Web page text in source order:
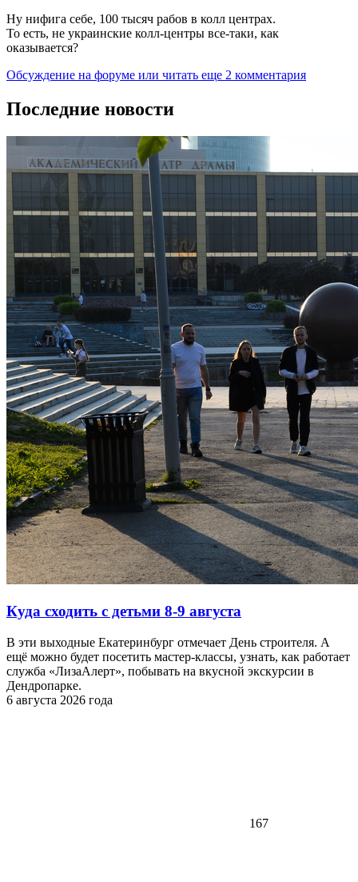
Ну нифига себе, 100 тысяч рабов в колл центрах.
То есть, не украинские колл-центры все-таки, как
оказывается?
Обсуждение на форуме или читать еще 2 комментария
Последние новости
Куда сходить с детьми 8-9 августа
В эти выходные Екатеринбург отмечает День строителя. А
ещё можно будет посетить мастер-классы, узнать, как работает
служба «ЛизаАлерт», побывать на вкусной экскурсии в
Дендропарке.
6 августа 2026 года
167